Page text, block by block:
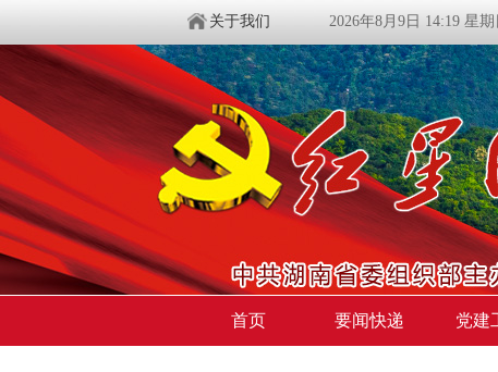
关于我们 2026年8月9日 14:19 星期
首页 要闻快递 党建